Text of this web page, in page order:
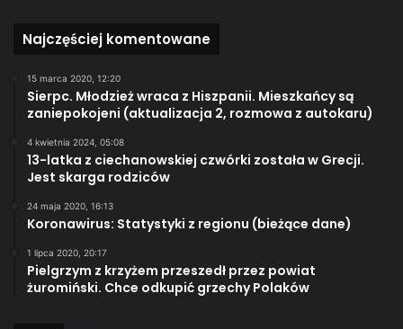
Najczęściej komentowane
15 marca 2020, 12:20
Sierpc. Młodzież wraca z Hiszpanii. Mieszkańcy są
zaniepokojeni (aktualizacja 2, rozmowa z autokaru)
4 kwietnia 2024, 05:08
13-latka z ciechanowskiej czwórki została w Grecji.
Jest skarga rodziców
24 maja 2020, 16:13
Koronawirus: Statystyki z regionu (bieżące dane)
1 lipca 2020, 20:17
Pielgrzym z krzyżem przeszedł przez powiat
żuromiński. Chce odkupić grzechy Polaków